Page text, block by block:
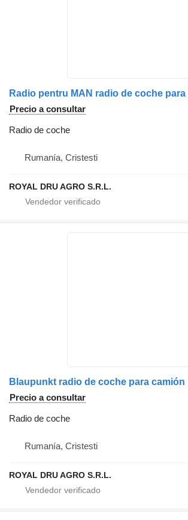
Precio a consultar
Radio de coche
Rumanía, Cristesti
ROYAL DRU AGRO S.R.L.
Blaupunkt radio de coche para camión
Precio a consultar
Radio de coche
Rumanía, Cristesti
ROYAL DRU AGRO S.R.L.